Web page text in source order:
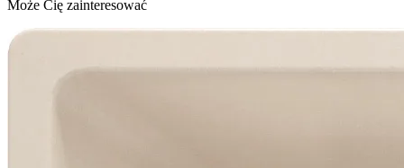
Może Cię zainteresować